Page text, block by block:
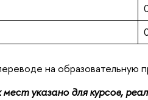
на
указано для курсов,